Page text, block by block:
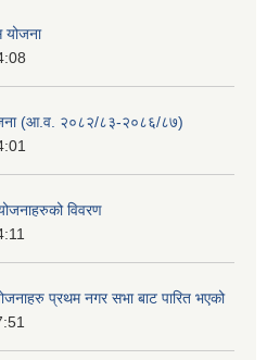
योजना
(आ.व. २०८२/८३-२०८६/८७)
विवरण
प्रथम नगर सभा बाट पारित भएको